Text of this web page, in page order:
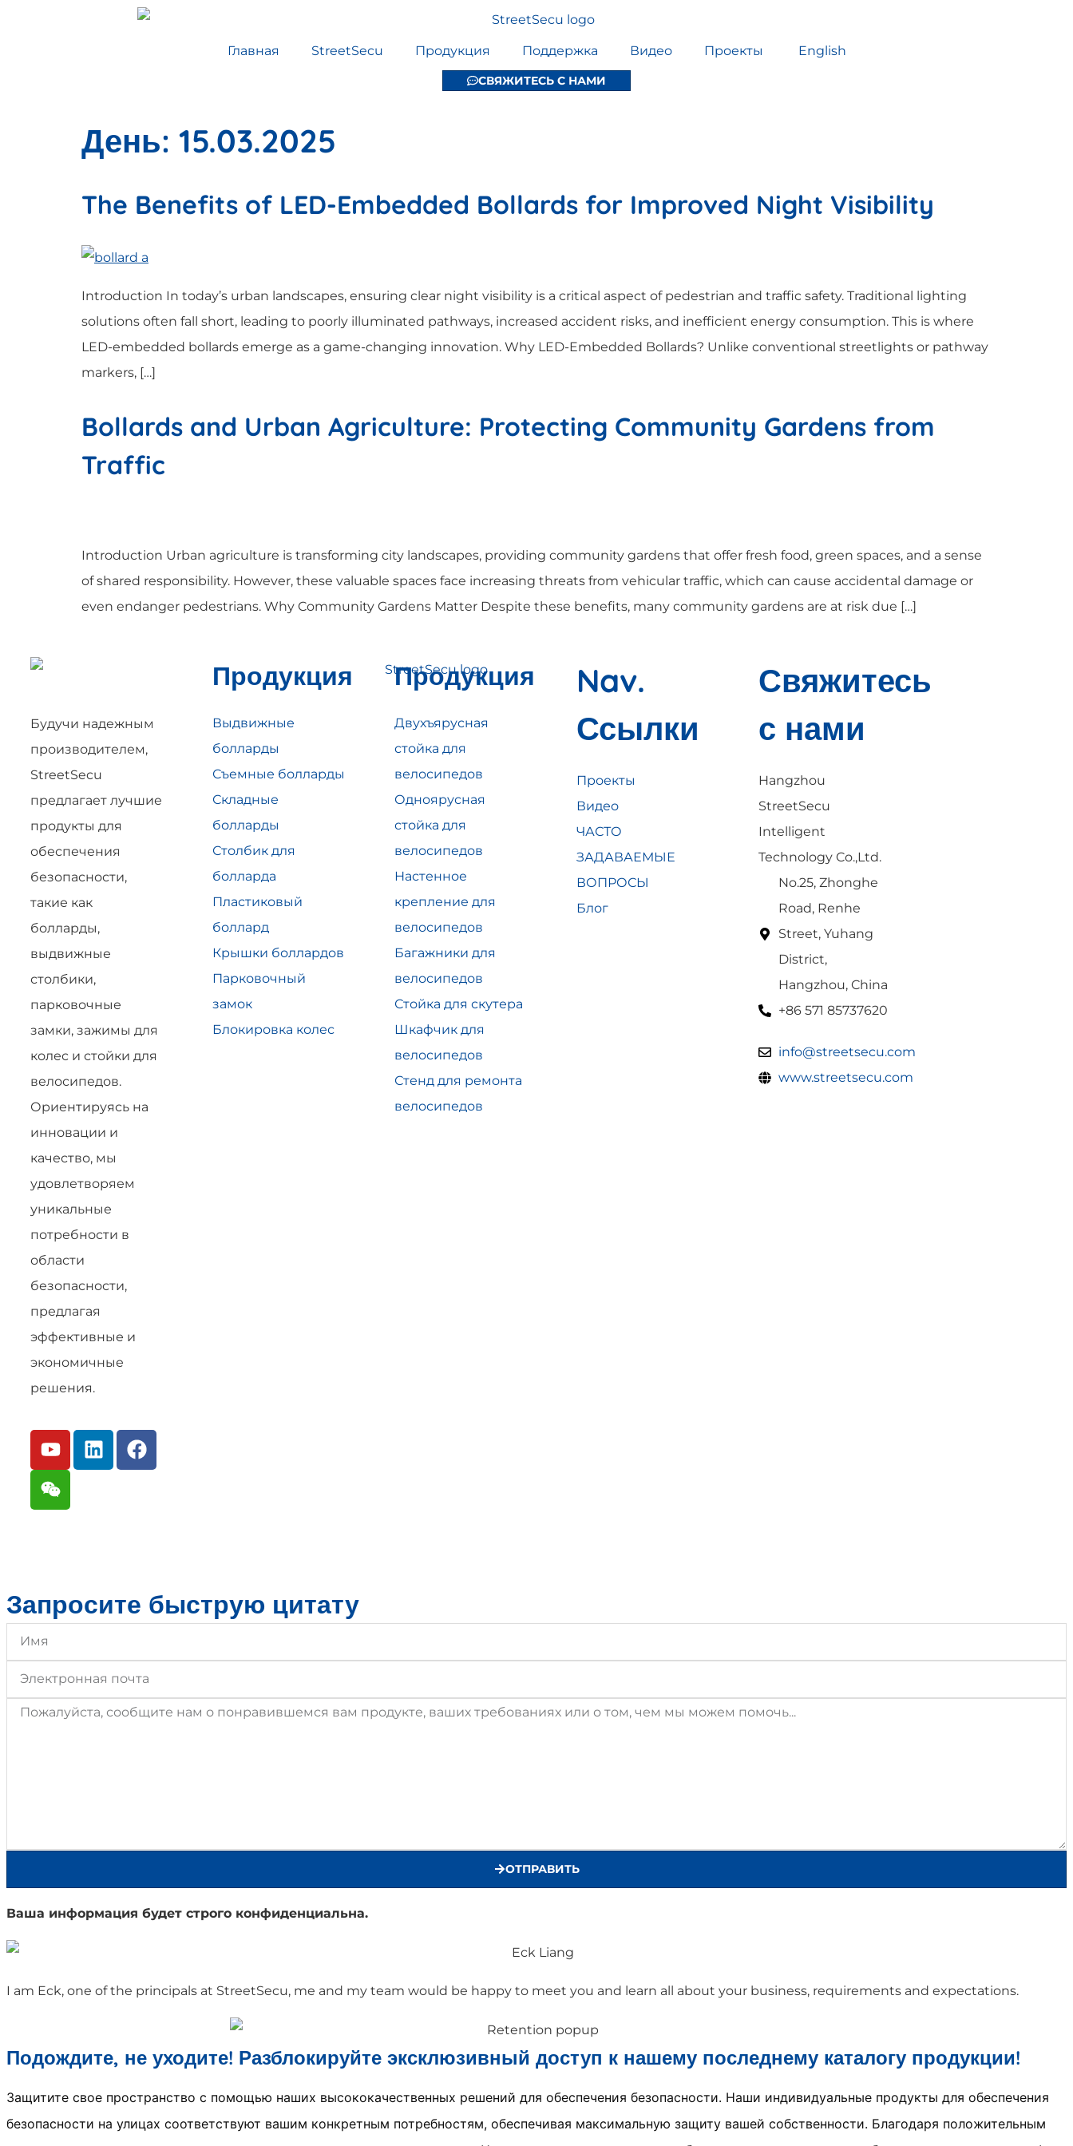
Главная StreetSecu Продукция Поддержка Видео Проекты English
СВЯЖИТЕСЬ С НАМИ
День: 15.03.2025
The Benefits of LED-Embedded Bollards for Improved Night Visibility
Introduction In today’s urban landscapes, ensuring clear night visibility is a critical aspect of pedestrian and traffic safety. Traditional lighting
solutions often fall short, leading to poorly illuminated pathways, increased accident risks, and inefficient energy consumption. This is where
LED-embedded bollards emerge as a game-changing innovation. Why LED-Embedded Bollards? Unlike conventional streetlights or pathway
markers, […]
Bollards and Urban Agriculture: Protecting Community Gardens from
Traffic
Introduction Urban agriculture is transforming city landscapes, providing community gardens that offer fresh food, green spaces, and a sense
of shared responsibility. However, these valuable spaces face increasing threats from vehicular traffic, which can cause accidental damage or
even endanger pedestrians. Why Community Gardens Matter Despite these benefits, many community gardens are at risk due […]
Будучи надежным
производителем,
StreetSecu
предлагает лучшие
продукты для
обеспечения
безопасности,
такие как
болларды,
выдвижные
столбики,
парковочные
замки, зажимы для
колес и стойки для
велосипедов.
Ориентируясь на
инновации и
качество, мы
удовлетворяем
уникальные
потребности в
области
безопасности,
предлагая
эффективные и
экономичные
решения.
Продукция
Выдвижные
болларды
Съемные болларды
Складные
болларды
Столбик для
болларда
Пластиковый
боллард
Крышки боллардов
Парковочный
замок
Блокировка колес
Продукция
Двухъярусная
стойка для
велосипедов
Одноярусная
стойка для
велосипедов
Настенное
крепление для
велосипедов
Багажники для
велосипедов
Стойка для скутера
Шкафчик для
велосипедов
Стенд для ремонта
велосипедов
Nav.
Ссылки
Проекты
Видео
ЧАСТО
ЗАДАВАЕМЫЕ
ВОПРОСЫ
Блог
Свяжитесь
с нами
Hangzhou
StreetSecu
Intelligent
Technology Co.,Ltd.
No.25, Zhonghe
Road, Renhe
Street, Yuhang
District,
Hangzhou, China
+86 571 85737620
info@streetsecu.com
www.streetsecu.com
Запросите быструю цитату
ОТПРАВИТЬ
Ваша информация будет строго конфиденциальна.
I am Eck, one of the principals at StreetSecu, me and my team would be happy to meet you and learn all about your business, requirements and expectations.
Подождите, не уходите! Разблокируйте эксклюзивный доступ к нашему последнему каталогу продукции!
Защитите свое пространство с помощью наших высококачественных решений для обеспечения безопасности. Наши индивидуальные продукты для обеспечения
безопасности на улицах соответствуют вашим конкретным потребностям, обеспечивая максимальную защиту вашей собственности. Благодаря положительным